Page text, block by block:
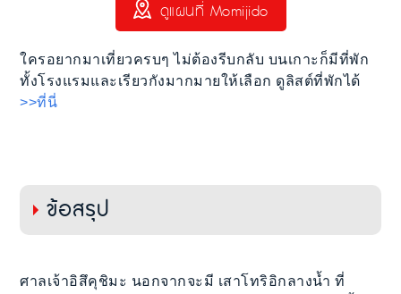
ดูแผนที่ Momijido
ใครอยากมาเที่ยวครบๆ ไม่ต้องรีบกลับ บนเกาะก็มีที่พัก
ทั้งโรงแรมและเรียวกังมากมายให้เลือก ดูลิสต์ที่พักได้
>>ที่นี่
ข้อสรุป
ศาลเจ้าอิสึคุชิมะ นอกจากจะมี เสาโทริอิกลางน้ำ ที่